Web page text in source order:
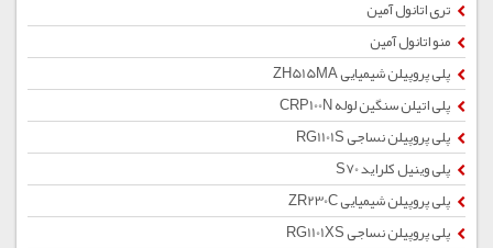
تری اتانول آمین
منو اتانول آمین
پلی پروپیلن شیمیایی ZH515MA
پلی اتیلن سنگین لوله CRP100N
پلی پروپیلن نساجی RG1101S
پلی وینیل کلراید S70
پلی پروپیلن شیمیایی ZR230C
پلی پروپیلن نساجی RG1101XS